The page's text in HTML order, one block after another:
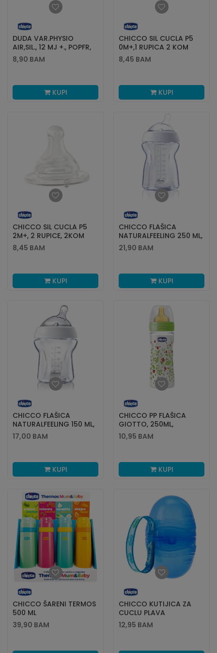
DUDA VAR.PHYSIO
AIR,SIL., 12 MJ +., POPFR,
1KOM
8,90 BAM
KUPI
CHICCO SIL CUCLA P5
0M+,1 RUPICA 2 KOM
8,45 BAM
KUPI
CHICCO SIL CUCLA P5
2M+, 2 RUPICE, 2KOM
8,45 BAM
KUPI
CHICCO FLAŠICA
NATURALFEELING 250 ML,
SILIKON 0M+
21,90 BAM
KUPI
CHICCO FLAŠICA
NATURALFEELING 150 ML,
SILIKON 0M+
17,00 BAM
KUPI
CHICCO PP FLAŠICA
GIOTTO, 250ML,
KAUČUK, UNISEX
10,95 BAM
KUPI
CHICCO ŠARENI TERMOS
500 ML
39,90 BAM
CHICCO KUTIJICA ZA
CUCLU PLAVA
12,95 BAM